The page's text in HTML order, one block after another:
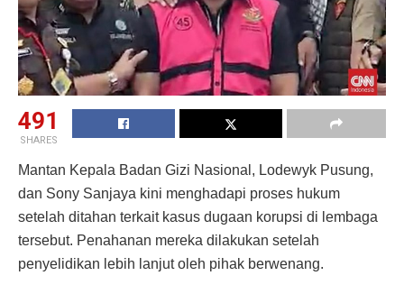
491
SHARES
Mantan Kepala Badan Gizi Nasional, Lodewyk Pusung,
dan Sony Sanjaya kini menghadapi proses hukum
setelah ditahan terkait kasus dugaan korupsi di lembaga
tersebut. Penahanan mereka dilakukan setelah
penyelidikan lebih lanjut oleh pihak berwenang.